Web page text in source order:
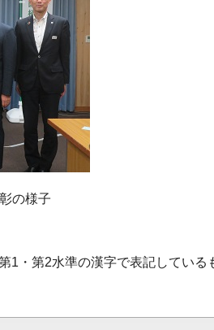
の様子
・第2水準の漢字で表記している